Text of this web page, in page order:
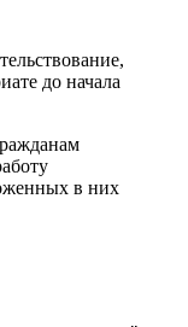
до начала
в них